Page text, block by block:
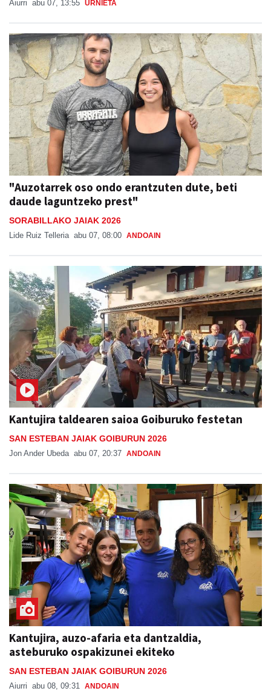
Aiurri abu 07, 13:55 URNIETA
"Auzotarrek oso ondo erantzuten dute, beti
daude laguntzeko prest"
SORABILLAKO JAIAK 2026
Lide Ruiz Telleria abu 07, 08:00 ANDOAIN
Kantujira taldearen saioa Goiburuko festetan
SAN ESTEBAN JAIAK GOIBURUN 2026
Jon Ander Ubeda abu 07, 20:37 ANDOAIN
Kantujira, auzo-afaria eta dantzaldia,
asteburuko ospakizunei ekiteko
SAN ESTEBAN JAIAK GOIBURUN 2026
Aiurri abu 08, 09:31 ANDOAIN